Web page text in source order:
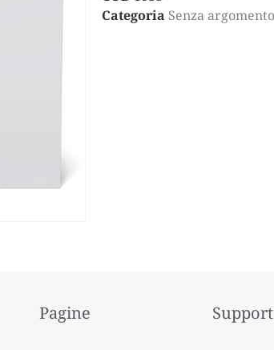
Categoria Senza argomento
Pagine Support